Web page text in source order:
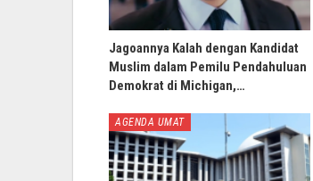
Jagoannya Kalah dengan Kandidat
Muslim dalam Pemilu Pendahuluan
Demokrat di Michigan,…
AGENDA UMAT